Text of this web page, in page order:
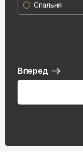
Спальня
Вперед